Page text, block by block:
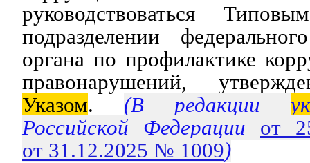
руководствоваться
подразделении
органа по профилактике
правонарушений,
Указом. (В редакции
Российской Федерации от
от 31.12.2025 № 1009)